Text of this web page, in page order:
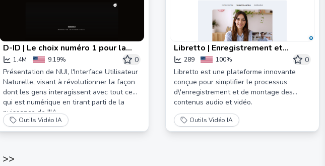
D-ID | Le choix numéro 1 pour la
création de vidéos générées par IA
1.4M 9.19%
0
Présentation de NUI, l'Interface Utilisateur
Naturelle, visant à révolutionner la façon
dont les gens interagissent avec tout ce
qui est numérique en tirant parti de la
puissance de l'IA.
Outils Vidéo IA
Libretto | Enregistrement et
édition simplifiés.
289 100%
0
Libretto est une plateforme innovante
conçue pour simplifier le processus
d\'enregistrement et de montage des
contenus audio et vidéo.
Outils Vidéo IA
>>